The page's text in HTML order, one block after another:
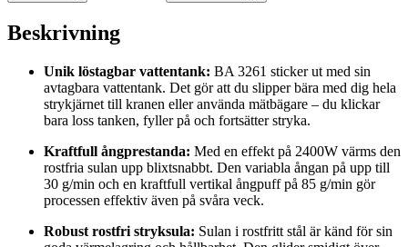
Beskrivning
Unik löstagbar vattentank: BA 3261 sticker ut med sin
avtagbara vattentank. Det gör att du slipper bära med dig hela
strykjärnet till kranen eller använda mätbägare – du klickar
bara loss tanken, fyller på och fortsätter stryka.
Kraftfull ångprestanda: Med en effekt på 2400W värms den
rostfria sulan upp blixtsnabbt. Den variabla ångan på upp till
30 g/min och en kraftfull vertikal ångpuff på 85 g/min gör
processen effektiv även på svåra veck.
Robust rostfri stryksula: Sulan i rostfritt stål är känd för sin